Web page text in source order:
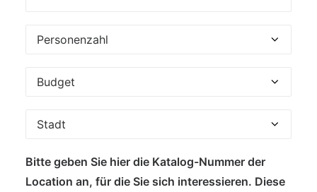
Bitte geben Sie hier die Katalog-Nummer der
Location an, für die Sie sich interessieren. Diese